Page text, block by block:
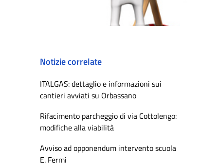
Notizie correlate
ITALGAS: dettaglio e informazioni sui
cantieri avviati su Orbassano
Rifacimento parcheggio di via Cottolengo:
modifiche alla viabilità
Avviso ad opponendum intervento scuola
E. Fermi